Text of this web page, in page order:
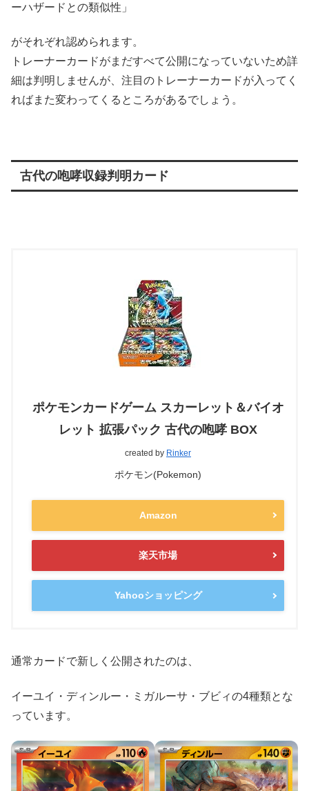
ーハザードとの類似性」
がそれぞれ認められます。
トレーナーカードがまだすべて公開になっていないため詳
細は判明しませんが、注目のトレーナーカードが入ってく
ればまた変わってくるところがあるでしょう。
古代の咆哮収録判明カード
ポケモンカードゲーム スカーレット＆バイオ
レット 拡張パック 古代の咆哮 BOX
created by Rinker
ポケモン(Pokemon)
Amazon
楽天市場
Yahooショッピング
通常カードで新しく公開されたのは、
イーユイ・ディンルー・ミガルーサ・ブビィの4種類とな
っています。